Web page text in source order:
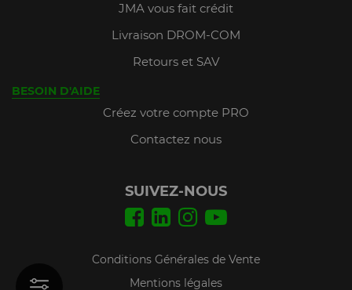
JMA vous fait crédit
Livraison DROM-COM
Retours et SAV
BESOIN D'AIDE
Créez votre compte PRO
Contactez nous
SUIVEZ-NOUS
Conditions Générales de Vente
Mentions légales